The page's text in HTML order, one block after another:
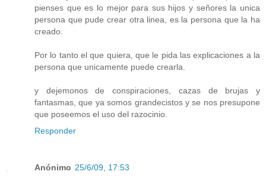
pienses que es lo mejor para sus hijos y señores la unica
persona que pude crear otra linea, es la persona que la ha
creado.
Por lo tanto el que quiera, que le pida las explicaciones a la
persona que unicamente puede crearla.
y dejemonos de conspiraciones, cazas de brujas y
fantasmas, que ya somos grandecistos y se nos presupone
que poseemos el uso del razocinio.
Responder
Anónimo 25/6/09, 17:53